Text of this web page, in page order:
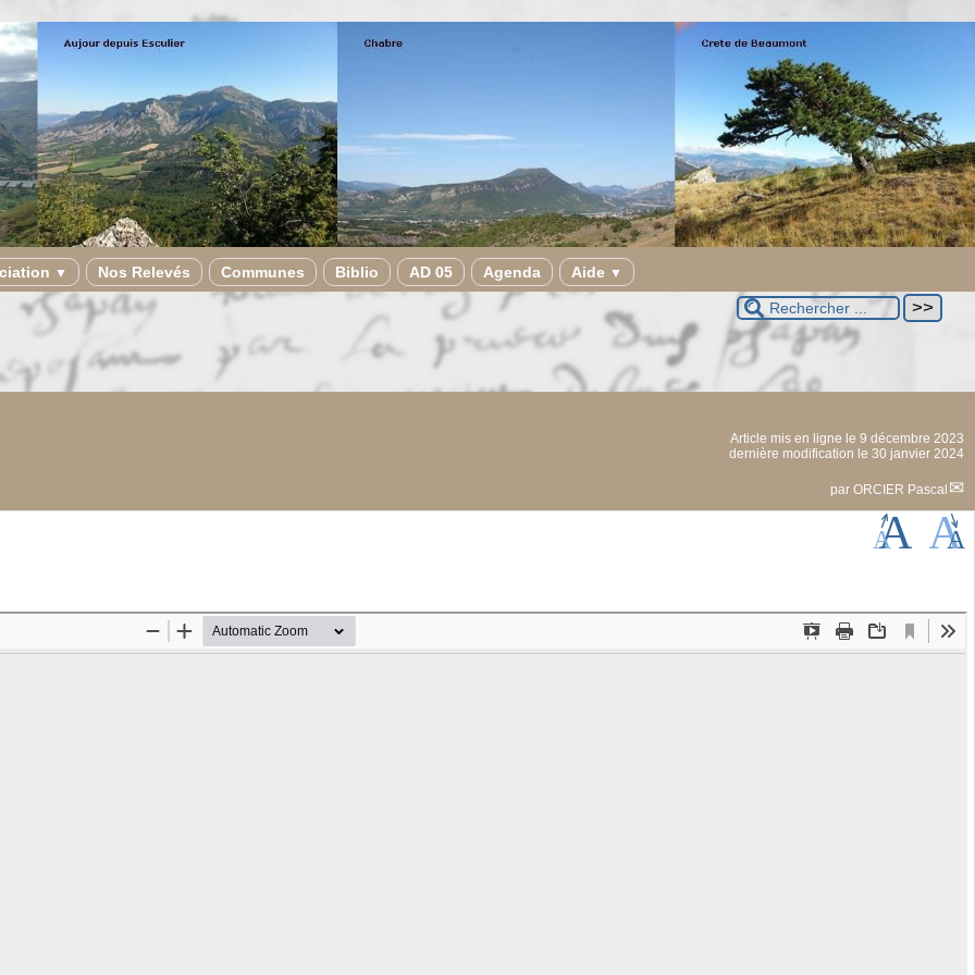
▼ Nos Relevés Communes Biblio AD 05 Agenda Aide ▼
Article mis en ligne le 9 décembre 2023
dernière modification le 30 janvier 2024
par ORCIER Pascal